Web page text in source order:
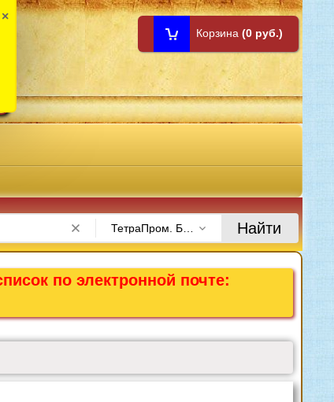
Корзина (0 руб.)
Найти
по электронной почте:
×